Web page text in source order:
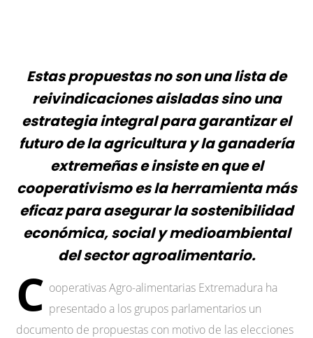
Estas propuestas no son una lista de
reivindicaciones aisladas sino una
estrategia integral para garantizar el
futuro de la agricultura y la ganadería
extremeñas e insiste en que el
cooperativismo es la herramienta más
eficaz para asegurar la sostenibilidad
económica, social y medioambiental
del sector agroalimentario.
C ooperativas Agro-alimentarias Extremadura ha
presentado a los grupos parlamentarios un
documento de propuestas con motivo de las elecciones